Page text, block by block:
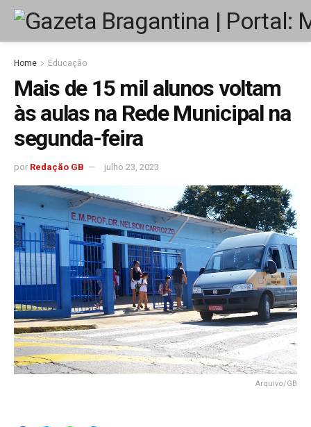
Home Educação
Mais de 15 mil alunos voltam
às aulas na Rede Municipal na
segunda-feira
por Redação GB julho 23, 2023
Arquivo/GB